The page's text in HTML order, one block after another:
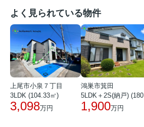
よく見られている物件
上尾市小泉７丁目
3LDK (104.33㎡)
3,098万円
鴻巣市箕田
1,900万円